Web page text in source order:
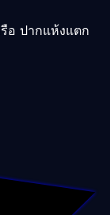
อ ปากแห้งแตก